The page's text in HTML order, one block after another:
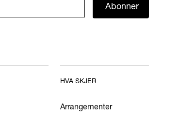
Abonner
HVA SKJER
Arrangementer